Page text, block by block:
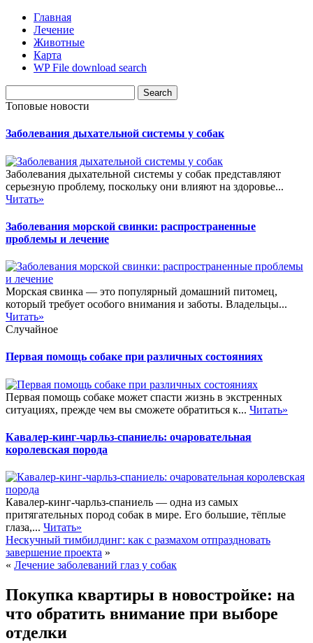
Главная
Лечение
Животные
Карта
WP File download search
Топовые новости
Заболевания дыхательной системы у собак
Заболевания дыхательной системы у собак представляют
серьезную проблему, поскольку они влияют на здоровье...
Читать»
Заболевания морской свинки: распространенные
проблемы и лечение
Морская свинка — это популярный домашний питомец,
который требует особого внимания и заботы. Владельцы...
Читать»
Случайное
Первая помощь собаке при различных состояниях
Первая помощь собаке может спасти жизнь в экстренных
ситуациях, прежде чем вы сможете обратиться к... Читать»
Кавалер-кинг-чарльз-спаниель: очаровательная
королевская порода
Кавалер-кинг-чарльз-спаниель — одна из самых
притягательных пород собак в мире. Его большие, тёплые
глаза,... Читать»
Нескучный тимбилдинг: как с размахом отпраздновать
завершение проекта »
« Лечение заболеваний глаз у собак
Покупка квартиры в новостройке: на
что обратить внимание при выборе
отделки